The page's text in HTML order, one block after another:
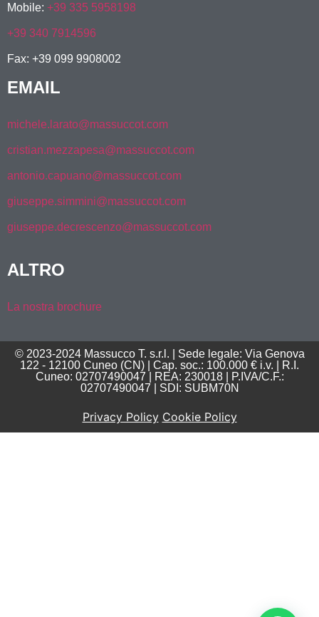
Mobile: +39 335 5958198
+39 340 7914596
Fax: +39 099 9908002
EMAIL
michele.larato@massuccot.com
cristian.mezzapesa@massuccot.com
antonio.capuano@massuccot.com
giuseppe.simmini@massuccot.com
giuseppe.decrescenzo@massuccot.com
ALTRO
La nostra brochure
© 2023-2024 Massucco T. s.r.l. | Sede legale: Via Genova
122 - 12100 Cuneo (CN) | Cap. soc.: 100.000 € i.v. | R.I.
Cuneo: 02707490047 | REA: 230018 | P.IVA/C.F.:
02707490047 | SDI: SUBM70N
Privacy Policy Cookie Policy